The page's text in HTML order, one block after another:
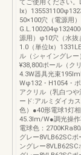
てご使用ください
Ix）
50×100穴（電源用
源用）φ10穴（水抜
1.0（単位Ix）
ル（シャイングレ
¥38,800ポール（ク
4.3W器具光束
Wφ132・H1054・
アクリル（乳白つ
ード:アルミダイカ
色）●40形電球1灯
45.3lm/W●調光操作
電球色：
グレー8VLB62SC
ングレー8VLB62SC